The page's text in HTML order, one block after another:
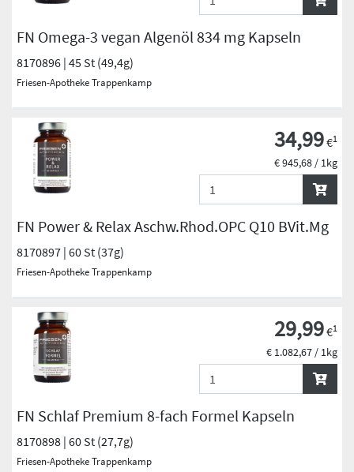
FN Omega-3 vegan Algenöl 834 mg Kapseln
8170896 | 45 St (49,4g)
Friesen-Apotheke Trappenkamp
FN Power & Relax Aschw.Rhod.OPC Q10 BVit.Mg
8170897 | 60 St (37g)
Friesen-Apotheke Trappenkamp
34,99€1
€ 945,68 / 1kg
FN Schlaf Premium 8-fach Formel Kapseln
8170898 | 60 St (27,7g)
Friesen-Apotheke Trappenkamp
29,99€1
€ 1.082,67 / 1kg